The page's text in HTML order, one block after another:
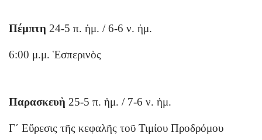
Πέμπτη 24-5 π. ἡμ. / 6-6 ν. ἡμ.
6:00 μ.μ. Ἑσπερινὸς
Παρασκευὴ 25-5 π. ἡμ. / 7-6 ν. ἡμ.
Γ΄ Εὔρεσις τῆς κεφαλῆς τοῦ Τιμίου Προδρόμου